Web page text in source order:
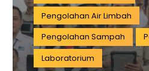
Pengolahan Air Limbah
Pengolahan Sampah
Laboratorium